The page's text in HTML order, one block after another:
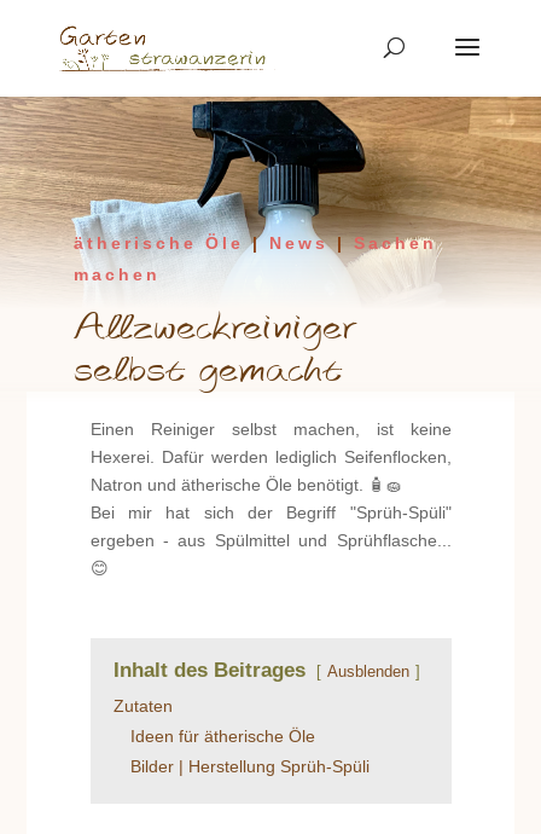
ätherische Öle| News|Sachen
machen
Allzweckreiniger
selbst gemacht
Einen Reiniger selbst machen, ist keine
Hexerei. Dafür werden lediglich Seifenflocken,
Natron und ätherische Öle benötigt. 🧴🧽
Bei mir hat sich der Begriff "Sprüh-Spüli"
ergeben - aus Spülmittel und Sprühflasche...
😊
Inhalt des Beitrages Ausblenden
Zutaten
Ideen für ätherische Öle
Bilder | Herstellung Sprüh-Spüli